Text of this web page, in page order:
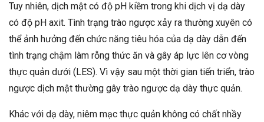
Tuy nhiên, dịch mật có độ pH kiềm trong khi dịch vị dạ dày
có độ pH axit. Tình trạng trào ngược xảy ra thường xuyên có
thể ảnh hưởng đến chức năng tiêu hóa của dạ dày dẫn đến
tình trạng chậm làm rỗng thức ăn và gây áp lực lên cơ vòng
thực quản dưới (LES). Vì vậy sau một thời gian tiến triển, trào
ngược dịch mật thường gây trào ngược dạ dày thực quản.
Khác với dạ dày, niêm mạc thực quản không có chất nhầy